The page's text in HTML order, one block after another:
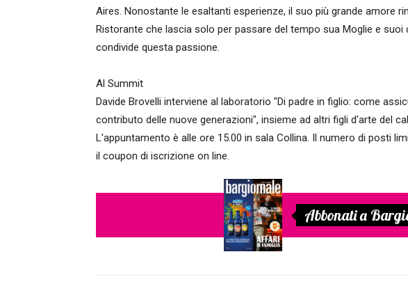
Aires. Nonostante le esaltanti esperienze, il suo più grande amore
Ristorante che lascia solo per passare del tempo sua Moglie e suoi
condivide questa passione.
Al Summit
Davide Brovelli interviene al laboratorio "Di padre in figlio: come
contributo delle nuove generazioni", insieme ad altri figli d'arte del
L'appuntamento è alle ore 15.00 in sala Collina. Il numero di posti
il coupon di iscrizione on line.
Abbonati a